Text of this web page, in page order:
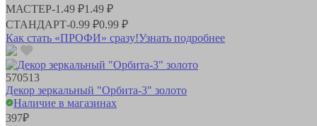
МАСТЕР-1.49 ₽1.49 ₽
СТАНДАРТ-0.99 ₽0.99 ₽
Как стать «ПРОФИ» сразу!Узнать подробнее
570513
Декор зеркальный "Орбита-3" золото
Наличие в магазинах
397₽